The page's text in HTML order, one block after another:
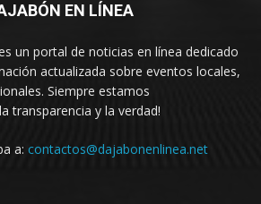
EN LÍNEA
un portal de noticias en línea dedicado
actualizada sobre eventos locales,
Siempre estamos
transparencia y la verdad!
a: contactos@dajabonenlinea.net